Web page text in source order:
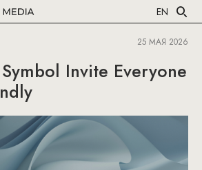
EN
25 МАЯ 2026
Invite Everyone